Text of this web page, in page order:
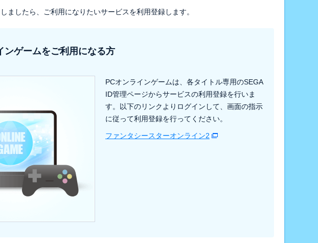
ましたら、ご利用になりたいサービスを利用登録します。
ンゲームをご利用になる方
PCオンラインゲームは、各タイトル専用のSEGA
ID管理ページからサービスの利用登録を行いま
す。以下のリンクよりログインして、画面の指示
に従って利用登録を行ってください。
ファンタシースターオンライン2